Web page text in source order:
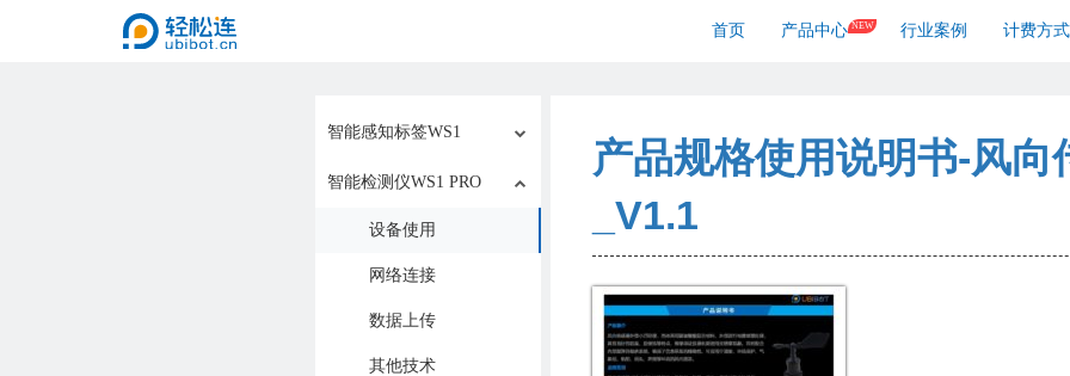
首页 产品中心 NEW 行业案例 计费方式
智能感知标签WS1
智能检测仪WS1 PRO
设备使用
网络连接
数据上传
其他技术
产品规格使用说明书-风向
_V1.1